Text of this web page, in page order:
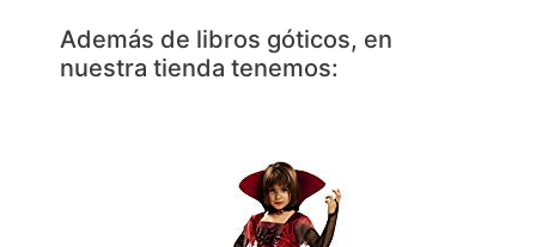
Además de libros góticos, en
nuestra tienda tenemos: